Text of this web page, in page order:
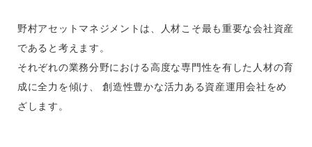
野村アセットマネジメントは、人材こそ最も重要な会社資産
であると考えます。
それぞれの業務分野における高度な専門性を有した人材の育
成に全力を傾け、
創造性豊かな活力ある資産運用会社をめ
ざします。